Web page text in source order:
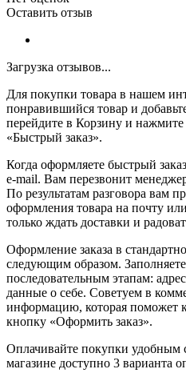
Оставить отзыв
Загрузка отзывов...
Для покупки товара в нашем
понравившийся товар и
перейдите в Корзину и
«Быстрый заказ».
Когда оформляете быстрый
e-mail. Вам перезвонит
По результатам разговора вам
оформления товара на почту
только ждать доставки и
Оформление заказа в
следующим образом.
последовательным этапам:
данные о себе. Советуем в
информацию, которая поможет
кнопку «Оформить заказ».
Оплачивайте покупки удобным
магазине доступно 3 варианта